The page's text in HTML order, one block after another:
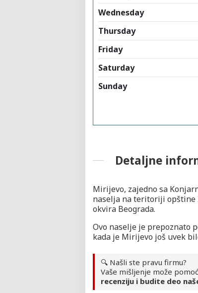
Wednesday
Thursday
Friday
Saturday
Sunday
Detaljne
Mirijevo, zajedno sa
naselja na teritoriji opštine
okvira Beograda.
Ovo naselje je prepoznato
kada je Mirijevo još uvek
🔍 Našli ste pravu firmu?
Vaše mišljenje može
recenziju i budite deo